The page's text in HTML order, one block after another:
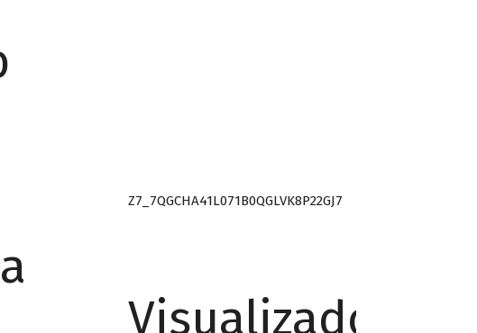
Z7_7QGCHA41L071B0QGLVK8P22GJ7
Visualizador